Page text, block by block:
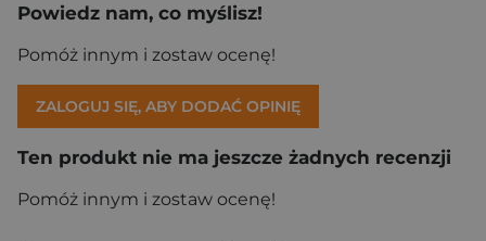
Powiedz nam, co myślisz!
Pomóż innym i zostaw ocenę!
ZALOGUJ SIĘ, ABY DODAĆ OPINIĘ
Ten produkt nie ma jeszcze żadnych recenzji
Pomóż innym i zostaw ocenę!